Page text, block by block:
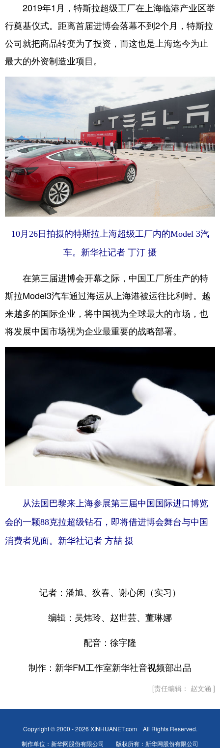
2019年1月，特斯拉超级工厂在上海临港产业区举
行奠基仪式。距离首届进博会落幕不到2个月，特斯拉
公司就把商品转变为了投资，而这也是上海迄今为止
最大的外资制造业项目。
10月26日拍摄的特斯拉上海超级工厂内的Model 3汽
车。新华社记者 丁汀 摄
在第三届进博会开幕之际，中国工厂所生产的特
斯拉Model3汽车通过海运从上海港被运往比利时。越
来越多的国际企业，将中国视为全球最大的市场，也
将发展中国市场视为企业最重要的战略部署。
从法国巴黎来上海参展第三届中国国际进口博览
会的一颗88克拉超级钻石，即将借进博会舞台与中国
消费者见面。新华社记者 方喆 摄
记者：潘旭、狄春、谢心闲（实习）
编辑：吴炜玲、赵世芸、董琳娜
配音：徐宇隆
制作：新华FM工作室新华社音视频部出品
[责任编辑： 赵文涵 ]
Copyright © 2000 - 2026 XINHUANET.com All Rights Reserved.
制作单位：新华网股份有限公司 版权所有：新华网股份有限公司